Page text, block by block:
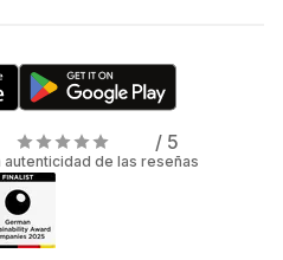
/ 5
de las reseñas